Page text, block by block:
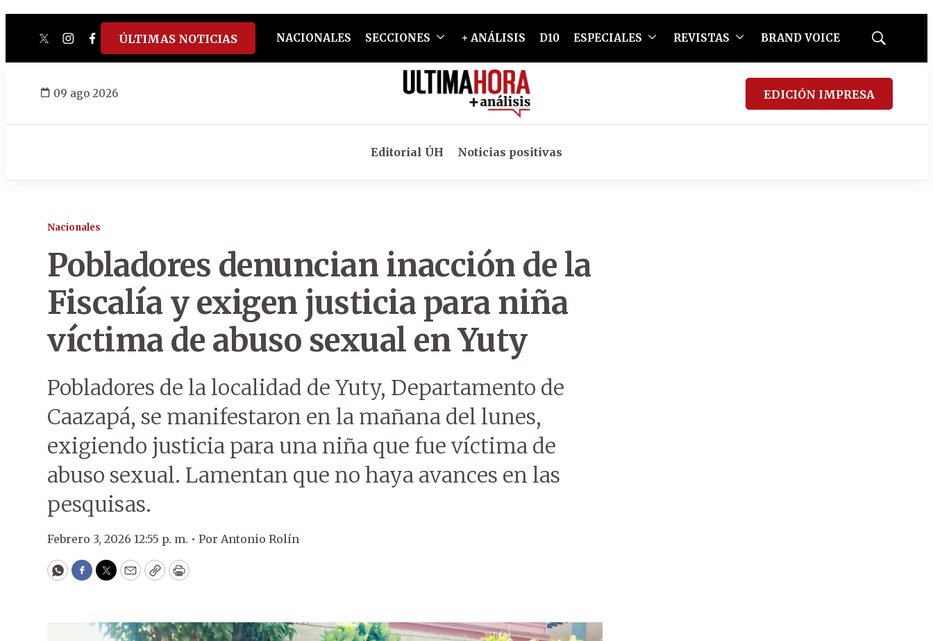
twitterinstagram
facebook
tiktokyoutube
spotify
ÚLTIMAS NOTICIAS NACIONALES SECCIONES + ANÁLISIS D10 ESPECIALES REVISTAS BRAND VOICE
Mostrar
09 ago 2026 EDICIÓN IMPRESA
Editorial ÚH Noticias positivas
Nacionales
Pobladores denuncian inacción de la
Fiscalía y exigen justicia para niña
víctima de abuso sexual en Yuty
Pobladores de la localidad de Yuty, Departamento de
Caazapá, se manifestaron en la mañana del lunes,
exigiendo justicia para una niña que fue víctima de
abuso sexual. Lamentan que no haya avances en las
pesquisas.
Febrero 3, 2026 12:55 p. m. • Por Antonio Rolín
WhatsApp
Facebook
Twitter
EmailCopyPrint